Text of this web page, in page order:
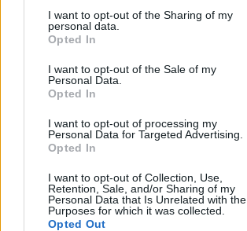
I want to opt-out of the Sharing of my
personal data.
Opted In
I want to opt-out of the Sale of my
Personal Data.
Opted In
I want to opt-out of processing my
Personal Data for Targeted Advertising.
Opted In
I want to opt-out of Collection, Use,
Retention, Sale, and/or Sharing of my
Personal Data that Is Unrelated with the
Purposes for which it was collected.
Opted Out